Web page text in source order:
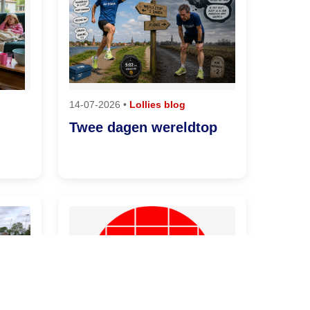
14-07-2026 • Lollies blog
Twee dagen wereldtop